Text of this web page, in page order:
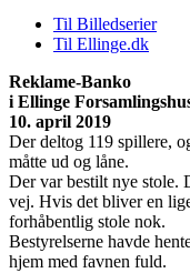
Til Billedserier
Til Ellinge.dk
Reklame-Banko
i Ellinge
10. april 2019
Der deltog 119 spillere,
måtte ud og låne.
Der var bestilt nye stole.
vej. Hvis det bliver en
forhåbentlig stole nok.
Bestyrelserne havde
hjem med favnen fuld.